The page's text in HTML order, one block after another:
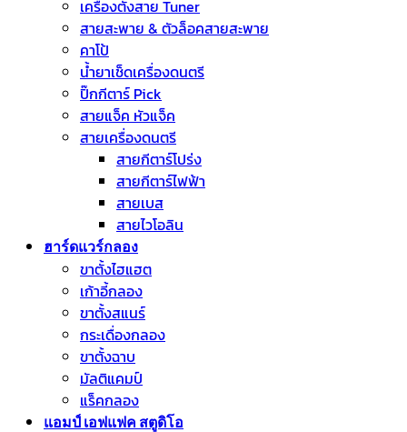
เครื่องตั้งสาย Tuner
สายสะพาย & ตัวล็อคสายสะพาย
คาโป้
น้ำยาเช็ดเครื่องดนตรี
ปิ๊กกีตาร์ Pick
สายแจ็ค หัวแจ็ค
สายเครื่องดนตรี
สายกีตาร์โปร่ง
สายกีตาร์ไฟฟ้า
สายเบส
สายไวโอลิน
ฮาร์ดแวร์กลอง
ขาตั้งไฮแฮต
เก้าอี้กลอง
ขาตั้งสแนร์
กระเดื่องกลอง
ขาตั้งฉาบ
มัลติแคมป์
แร็คกลอง
แอมป์ เอฟแฟค สตูดิโอ